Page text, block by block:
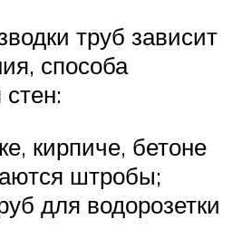
труб зависит
способа
кирпиче, бетоне
штробы;
для водорозетки